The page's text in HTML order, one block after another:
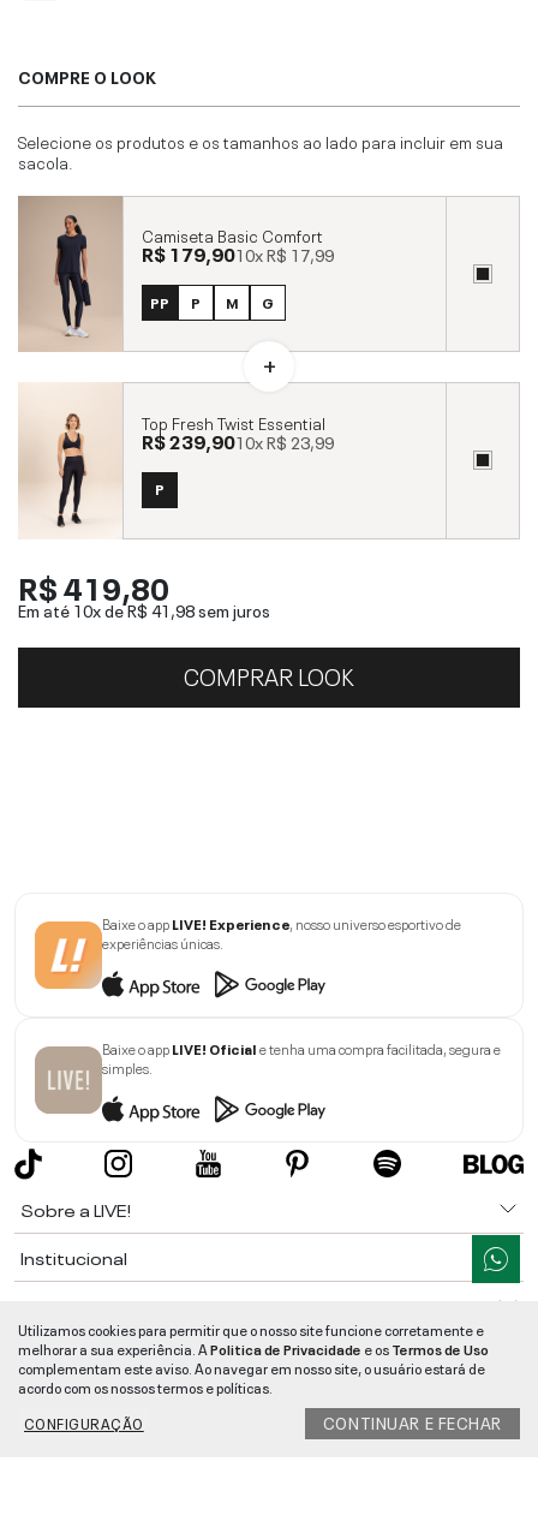
COMPRE O LOOK
Selecione os produtos e os tamanhos ao lado para incluir em sua
sacola.
Camiseta Basic Comfort
R$ 179,9010xR$ 17,99
PP P M G
Top Fresh Twist Essential
R$ 239,9010xR$ 23,99
P
R$ 419,80
Em até 10x deR$ 41,98sem juros
COMPRAR LOOK
Baixe o appLIVE! Experience , nosso universo esportivo de
experiências únicas.
Baixe o appLIVE! Oficiale tenha uma compra facilitada, segura e
simples.
Sobre a LIVE!
Institucional
Ajuda
Segurança e Qualidade
LIVE!©2026- TODOS OS DIREITOS RESERVADOS -RUA MANOEL FRANCISCO
Utilizamos cookies para permitir que o nosso site funcione corretamente e
melhorar a sua experiência. APolitica de Privacidade e osTermos de Uso
complementam este aviso. Ao navegar em nosso site, o usuário estará de
acordo com os nossos termos e políticas.
CONFIGURAÇÃO
CONTINUAR E FECHAR